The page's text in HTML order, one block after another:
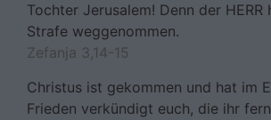
Tochter Jerusalem! Denn der HERR
Strafe weggenommen.
Zefanja 3,14-15
Christus ist gekommen und hat im
Frieden verkündigt euch, die ihr